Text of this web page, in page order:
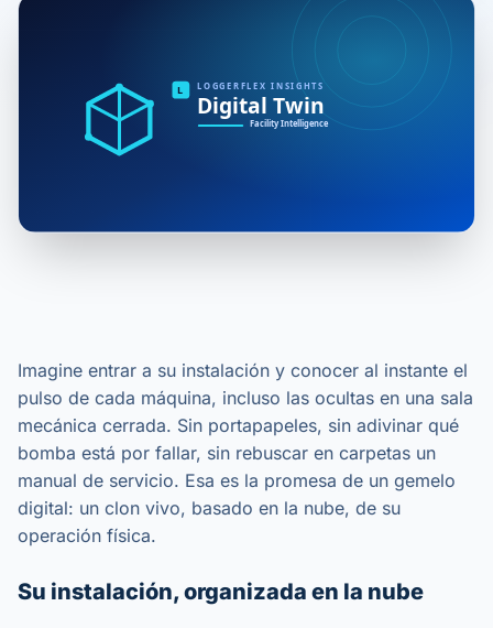
Imagine entrar a su instalación y conocer al instante el
pulso de cada máquina, incluso las ocultas en una sala
mecánica cerrada. Sin portapapeles, sin adivinar qué
bomba está por fallar, sin rebuscar en carpetas un
manual de servicio. Esa es la promesa de un gemelo
digital: un clon vivo, basado en la nube, de su
operación física.
Su instalación, organizada en la nube